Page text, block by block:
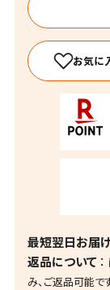
最短翌日お届
返品について
み、ご返品可能で